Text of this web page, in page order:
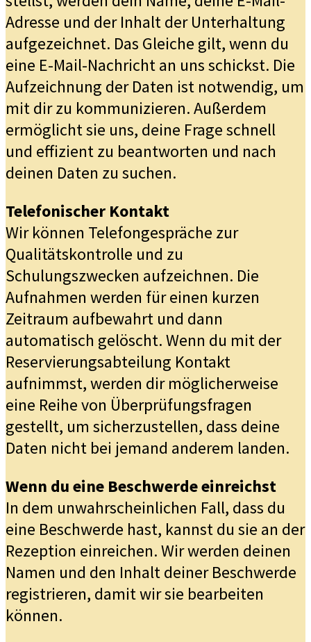
Adresse und der Inhalt der Unterhaltung
aufgezeichnet. Das Gleiche gilt, wenn du
eine E-Mail-Nachricht an uns schickst. Die
Aufzeichnung der Daten ist notwendig, um
mit dir zu kommunizieren. Außerdem
ermöglicht sie uns, deine Frage schnell
und effizient zu beantworten und nach
deinen Daten zu suchen.
Telefonischer Kontakt
Wir können Telefongespräche zur
Qualitätskontrolle und zu
Schulungszwecken aufzeichnen. Die
Aufnahmen werden für einen kurzen
Zeitraum aufbewahrt und dann
automatisch gelöscht. Wenn du mit der
Reservierungsabteilung Kontakt
aufnimmst, werden dir möglicherweise
eine Reihe von Überprüfungsfragen
gestellt, um sicherzustellen, dass deine
Daten nicht bei jemand anderem landen.
Wenn du eine Beschwerde einreichst
In dem unwahrscheinlichen Fall, dass du
eine Beschwerde hast, kannst du sie an der
Rezeption einreichen. Wir werden deinen
Namen und den Inhalt deiner Beschwerde
registrieren, damit wir sie bearbeiten
können.